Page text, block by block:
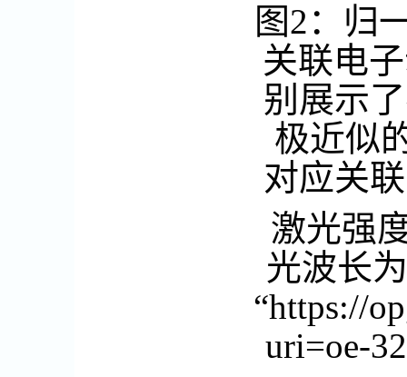
图2： 归
关联电
别展示
极近似
对应关
激光强
光波长
“https://
uri=oe-